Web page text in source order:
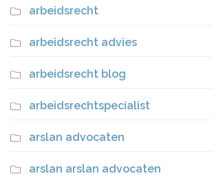
arbeidsrecht
arbeidsrecht advies
arbeidsrecht blog
arbeidsrechtspecialist
arslan advocaten
arslan arslan advocaten